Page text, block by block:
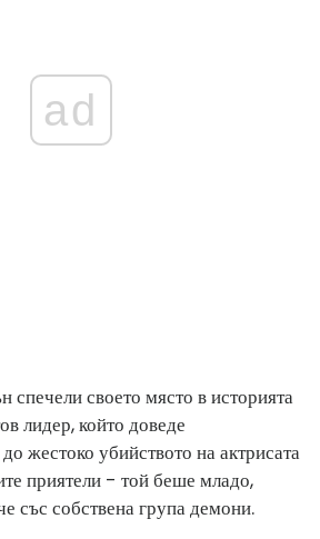
ad
своето място в историята
лидер, който доведе
жестоко убийството на актрисата
приятели - той беше младо,
със собствена група демони.